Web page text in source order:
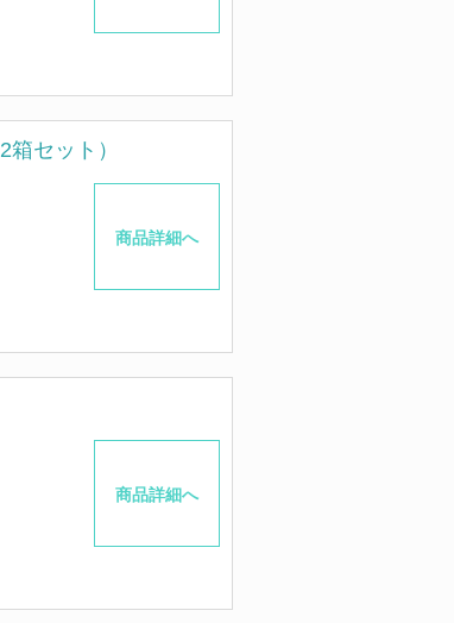
セット）
商品詳細へ
商品詳細へ